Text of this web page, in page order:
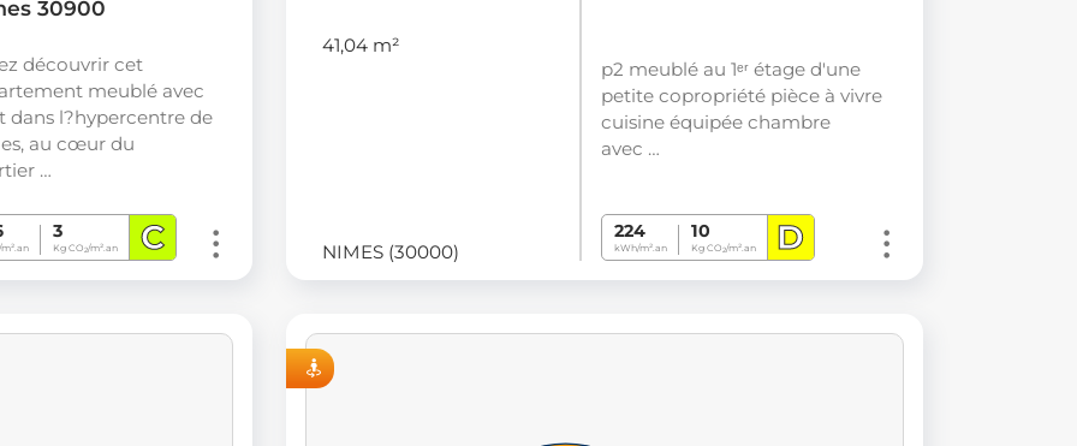
30900
découvrir cet
meublé avec
dans l?hypercentre de
au cœur du
…
3
Kg CO2/m².an C
41,04 m²
NIMES (30000)
p2 meublé au 1ᵉʳ étage d'une
petite copropriété pièce à vivre
cuisine équipée chambre
avec …
224
kWh/m².an
10
Kg CO2/m².an D